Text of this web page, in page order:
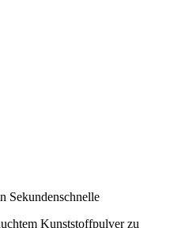
Sekundenschnelle
Kunststoffpulver zu